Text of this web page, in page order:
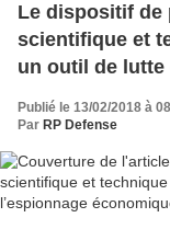
Le dispositif de
scientifique et
un outil de lutte
économique
Publié le 13/02/2018 à
Par RP Defense